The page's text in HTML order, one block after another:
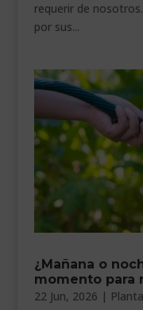
requerir de
por sus...
¿Mañana o
momento para
22 Jun, 2026 |